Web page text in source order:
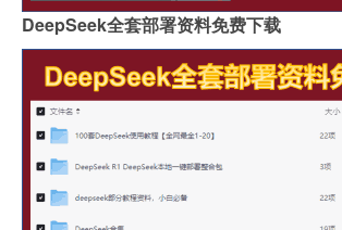
DeepSeek全套部署资料免费下载